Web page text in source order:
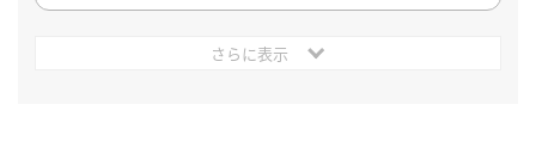
さらに表示